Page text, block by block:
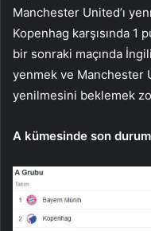
Manchester United’ı
Kopenhag karşısında 1
bir sonraki maçında
yenmek ve Manchester
yenilmesini beklemek
A kümesinde son